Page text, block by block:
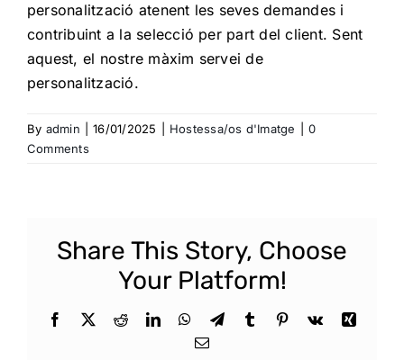
personalització atenent les seves demandes i
contribuint a la selecció per part del client. Sent
aquest, el nostre màxim servei de
personalització.
By admin 16/01/2025 Hostessa/os d'Imatge
0
Comments
Share This Story, Choose
Your Platform!
Facebook
X RedditLinkedInWhatsApp
TelegramTumblr Pinterest
Vk
Xing
Email